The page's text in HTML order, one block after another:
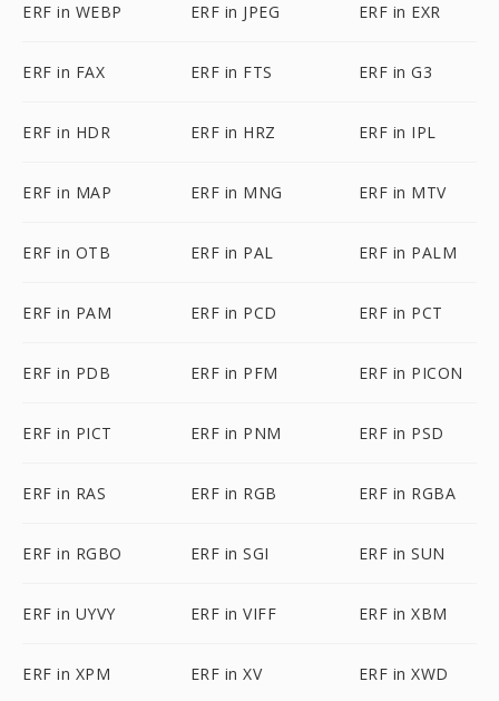
ERF in WEBP ERF in JPEG ERF in EXR
ERF in FAX ERF in FTS ERF in G3
ERF in HDR ERF in HRZ ERF in IPL
ERF in MAP ERF in MNG ERF in MTV
ERF in OTB ERF in PAL ERF in PALM
ERF in PAM ERF in PCD ERF in PCT
ERF in PDB ERF in PFM ERF in PICON
ERF in PICT ERF in PNM ERF in PSD
ERF in RAS ERF in RGB ERF in RGBA
ERF in RGBO ERF in SGI ERF in SUN
ERF in UYVY ERF in VIFF ERF in XBM
ERF in XPM ERF in XV ERF in XWD